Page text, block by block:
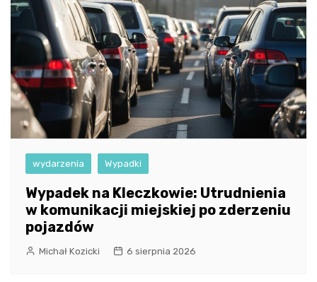
wydarzenia Wypadki
Wypadek na Kleczkowie: Utrudnienia
w komunikacji miejskiej po zderzeniu
pojazdów
Michał Kozicki 6 sierpnia 2026